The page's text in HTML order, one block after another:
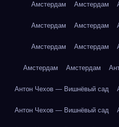
Амстердам Амстердам
Амстердам Амстердам
Амстердам Амстердам
Амстердам Амстердам
Антон Чехов — Вишнёвый сад
Антон Чехов — Вишнёвый сад